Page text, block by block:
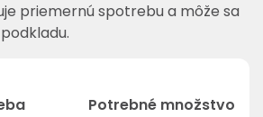
priemernú spotrebu a môže sa
Potrebné množstvo